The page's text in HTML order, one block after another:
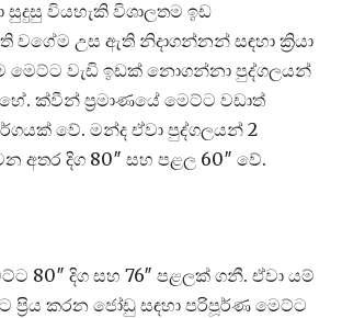
සුදුසු වියහැකි විශාලතම ඉඩ
වගේම උස ඇති නිදාගන්නන් සඳහා ක්‍රියා
මෙට්ට වැඩි ඉඩක් නොගන්නා පුද්ගලයන්
ක්වීන් ප්‍රමාණයේ මෙට්ට වඩාත්
වේ. මන්ද ඒවා පුද්ගලයන් 2
අතර දිග 80″ සහ පළල 60″ වේ.
80″ දිග සහ 76″ පළලක් ගනී. ඒවා යම්
ප්‍රිය කරන ජෝඩු සඳහා පරිපූර්ණ මෙට්ට